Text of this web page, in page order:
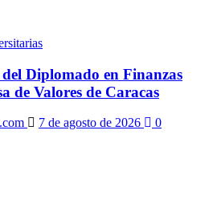
Diplomado en Finanzas
de Valores de Caracas
7 de agosto de 2026 0